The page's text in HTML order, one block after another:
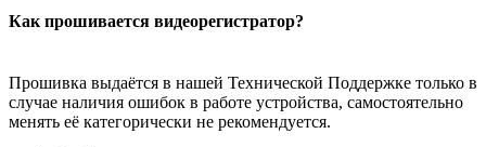
Как прошивается видеорегистратор?
Прошивка выдаётся в нашей Технической Поддержке только в
случае наличия ошибок в работе устройства, самостоятельно
менять её категорически не рекомендуется.